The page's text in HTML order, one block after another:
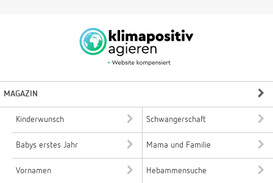
MAGAZIN
Kinderwunsch Schwangerschaft
Babys erstes Jahr Mama und Familie
Vornamen Hebammensuche